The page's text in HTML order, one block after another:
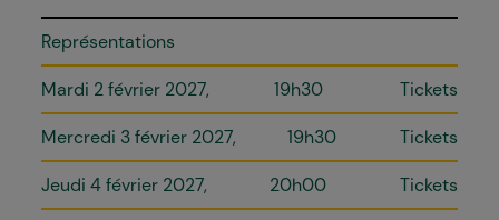
Représentations
Mardi 2 février 2027 19h30 Tickets
Mercredi 3 février 2027 19h30 Tickets
Jeudi 4 février 2027 20h00 Tickets